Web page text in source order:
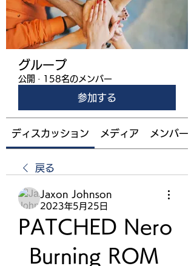
グループ
公開 · 158名のメンバー
参加する
ディスカッション メディア メンバー
戻る
Jaxon Johnson
2023年5月25日
PATCHED Nero
Burning ROM